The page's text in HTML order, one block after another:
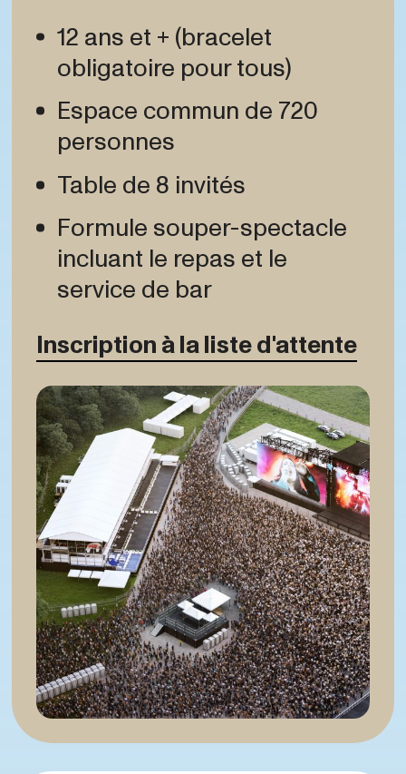
12 ans et + (bracelet
obligatoire pour tous)
Espace commun de 720
personnes
Table de 8 invités
Formule souper-spectacle
incluant le repas et le
service de bar
Inscription à la liste d'attente